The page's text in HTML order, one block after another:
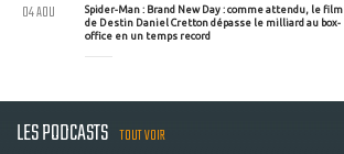
Spider-Man : Brand New Day : comme attendu, le film
de Destin Daniel Cretton dépasse le milliard au box-
office en un temps record
04 AOU
LES PODCASTS TOUT VOIR